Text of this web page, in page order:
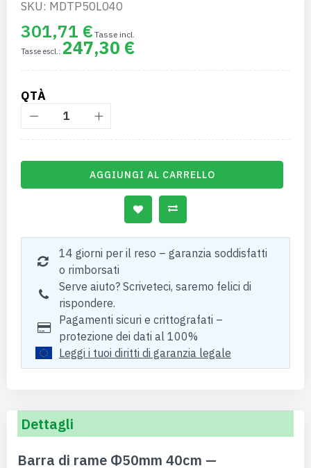
SKU: MDTP50L040
301,71 €
247,30 €
QTÀ
AGGIUNGI AL CARRELLO
14 giorni per il reso – garanzia soddisfatti
o rimborsati
Serve aiuto? Scriveteci, saremo felici di
rispondere.
Pagamenti sicuri e crittografati –
protezione dei dati al 100%
Leggi i tuoi diritti di garanzia legale
Dettagli
Barra di rame Φ50mm 40cm —